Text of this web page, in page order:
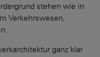
stehen wie in
Verkehr­swesen,
ganz klar